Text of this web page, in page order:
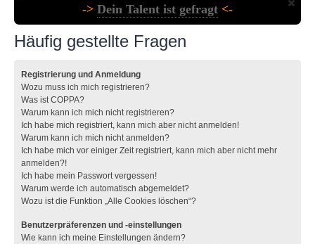
-> Dein Talent ist gefragt <-
Häufig gestellte Fragen
Registrierung und Anmeldung
Wozu muss ich mich registrieren?
Was ist COPPA?
Warum kann ich mich nicht registrieren?
Ich habe mich registriert, kann mich aber nicht anmelden!
Warum kann ich mich nicht anmelden?
Ich habe mich vor einiger Zeit registriert, kann mich aber nicht mehr
anmelden?!
Ich habe mein Passwort vergessen!
Warum werde ich automatisch abgemeldet?
Wozu ist die Funktion „Alle Cookies löschen“?
Benutzerpräferenzen und -einstellungen
Wie kann ich meine Einstellungen ändern?